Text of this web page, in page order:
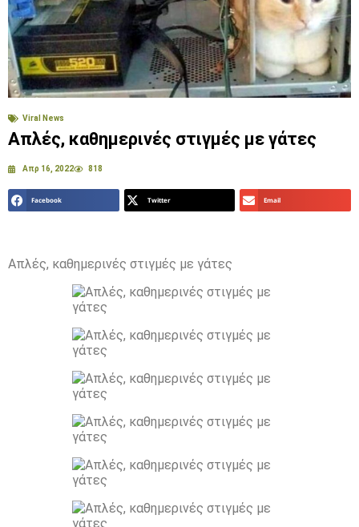
Viral News
Απλές, καθημερινές στιγμές με γάτες
Απρ 16, 2022 818
Facebook Twitter Email
Απλές, καθημερινές στιγμές με γάτες